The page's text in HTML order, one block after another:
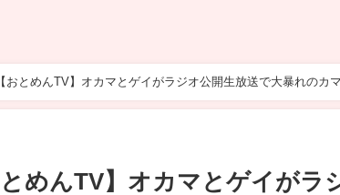
【おとめんTV】オカマとゲイがラジオ公開生放送で大暴れのカ
とめんTV】オカマとゲイがラ